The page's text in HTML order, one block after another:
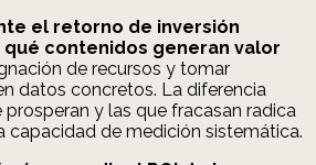
el retorno de inversión
contenidos generan valor
de recursos y tomar
datos concretos. La diferencia
y las que fracasan radica
capacidad de medición sistemática.